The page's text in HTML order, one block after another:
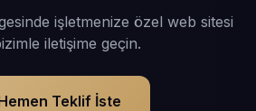
işletmenize özel web sitesi
iletişime geçin.
Teklif İste